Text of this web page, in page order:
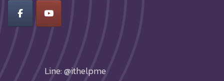
Line: @ithelpme